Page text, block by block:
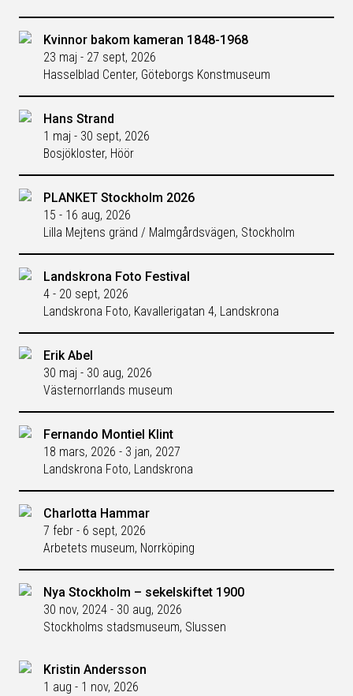
Kvinnor bakom kameran 1848-1968
23 maj - 27 sept, 2026
Hasselblad Center, Göteborgs Konstmuseum
Hans Strand
1 maj - 30 sept, 2026
Bosjökloster, Höör
PLANKET Stockholm 2026
15 - 16 aug, 2026
Lilla Mejtens gränd / Malmgårdsvägen, Stockholm
Landskrona Foto Festival
4 - 20 sept, 2026
Landskrona Foto, Kavallerigatan 4, Landskrona
Erik Abel
30 maj - 30 aug, 2026
Västernorrlands museum
Fernando Montiel Klint
18 mars, 2026 - 3 jan, 2027
Landskrona Foto, Landskrona
Charlotta Hammar
7 febr - 6 sept, 2026
Arbetets museum, Norrköping
Nya Stockholm – sekelskiftet 1900
30 nov, 2024 - 30 aug, 2026
Stockholms stadsmuseum, Slussen
Kristin Andersson
1 aug - 1 nov, 2026